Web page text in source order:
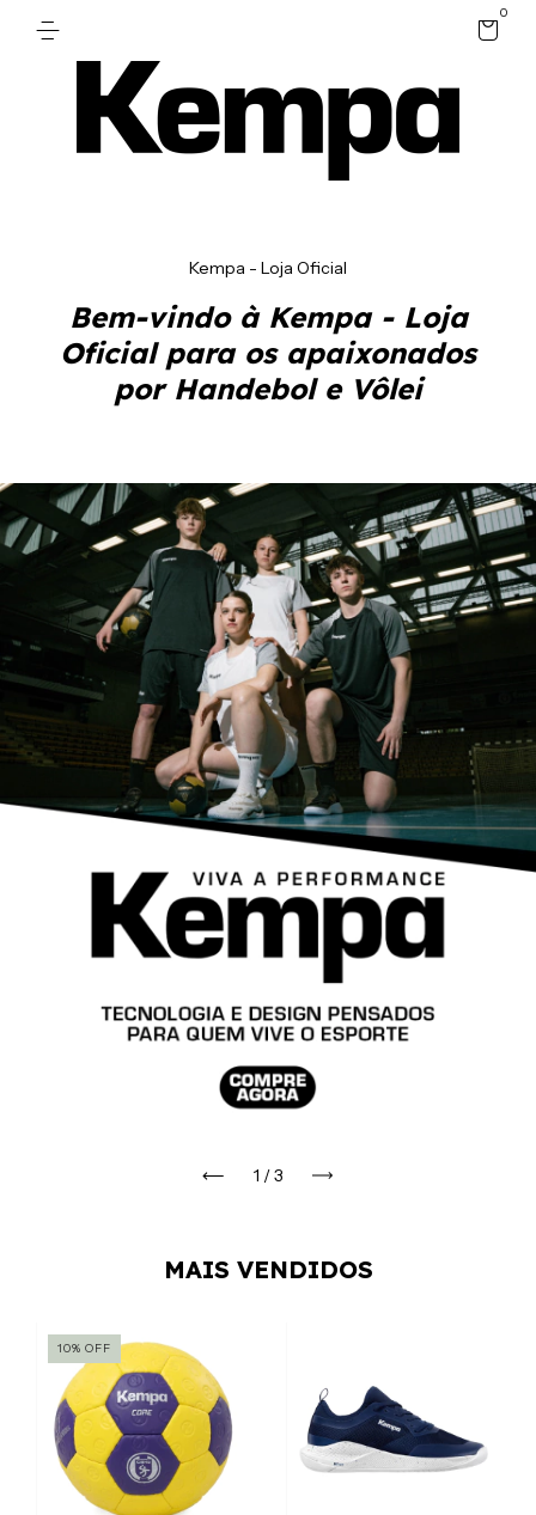
0
Kempa - Loja Oficial
Bem-vindo à Kempa - Loja
Oficial para os apaixonados
por Handebol e Vôlei
1 /3
MAIS VENDIDOS
10% OFF